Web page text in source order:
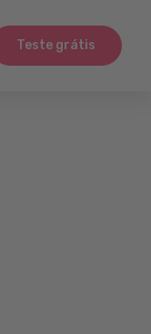
Teste grátis